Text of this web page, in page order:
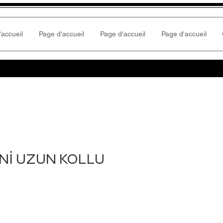
Page d'accueil Page d'accueil Page d'accueil
UZUN KOLLU